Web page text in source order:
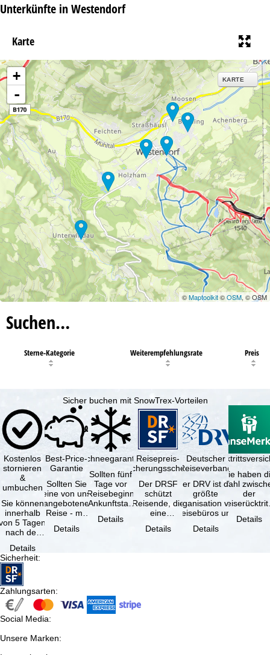
Unterkünfte in Westendorf
Karte
+
-
KARTE
©Maptoolkit©OSM, © OSM
Suchen…
Sterne-Kategorie Weiterempfehlungsrate Preis
Sicher buchen mit SnowTrex-Vorteilen
Kostenlos
stornieren
&
umbuchen
Sie können
innerhalb
5 Tagen
nach der
kostenfrei
…
Details
Best-Price-
Garantie
Sollten Sie
eine von uns
angebotene
Reise - mit
Verfügbarkeit
Details
Schneegarantie
Sollten fünf
Tage vor
Reisebeginn
(Ankunftstag)
aufgrund von
Schneemangel
Details
Reisepreis-
Sicherungsschein
Der DRSF
schützt
Reisende, die
eine
oder
Details
Deutscher
Reiseverband
Der DRV ist die
größte
Organisation von
Reisebüros und
Reiseveranstaltern
in …
Details
Sie haben
Wahl
der
(inklusive
Details
Sicherheit:
Zahlungsarten:
Social Media:
Unsere Marken: